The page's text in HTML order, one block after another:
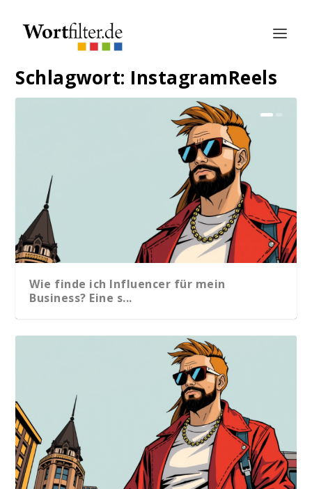
Schlagwort: InstagramReels
Wie finde ich Influencer für mein
Business? Eine s...